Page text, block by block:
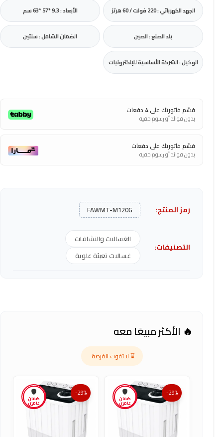
الجهد الكهربائي : 220 فولت / 60 هرتز الأبعاد : 9.3 *57 *63 سم
بلد الصنع : الصين الضمان الشامل : سنتين
الوكيل : الشركة الأساسية للإلكترونيات
قسّم فاتورتك على 4 دفعات
بدون فوائد أو رسوم خفية
قسّم فاتورتك على دفعات
بدون فوائد أو رسوم خفية
رمز المنتج: FAWMT-M120G
التصنيفات:
الغسالات والنشافات
غسالات تعبئة علوية
🔥 الأكثر مبيعًا معه
⌛ لا تفوت الفرصة
ضمان
عامين
-29%
ضمان
عامين
-29%